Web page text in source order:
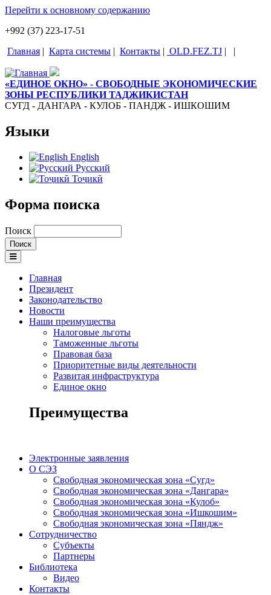
Перейти к основному содержанию
+992 (37) 223-17-51
Главная | Карта системы | Контакты | OLD.FEZ.TJ | |
«ЕДИНОЕ ОКНО» - СВОБОДНЫЕ ЭКОНОМИЧЕСКИЕ
ЗОНЫ РЕСПУБЛИКИ ТАДЖИКИСТАН
СУГД - ДАНГАРА - КУЛОБ - ПАНДЖ - ИШКОШИМ
Языки
English
Русский
Тоҷикӣ
Форма поиска
Поиск
Главная
Президент
Законодательство
Новости
Наши преимущества
Налоговые льготы
Таможенные льготы
Правовая база
Приоритетные виды деятельности
Развитая инфраструктура
Единое окно
Преимущества
Электронные заявления
О СЭЗ
Свободная экономическая зона «Сугд»
Свободная экономическая зона «Дангара»
Свободная экономическая зона «Кулоб»
Свободная экономическая зона «Ишкошим»
Свободная экономическая зона «Пяндж»
Сотрудничество
Субъекты
Партнеры
Библиотека
Видео
Контакты